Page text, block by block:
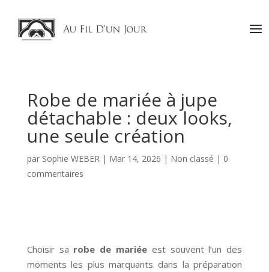
Robe de mariée à jupe
détachable : deux looks,
une seule création
par Sophie WEBER | Mar 14, 2026 | Non classé | 0
commentaires
Choisir sa robe de mariée est souvent l’un des
moments les plus marquants dans la préparation